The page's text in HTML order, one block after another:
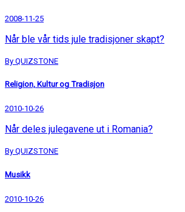
2008-11-25
Når ble vår tids jule tradisjoner skapt?
By QUIZSTONE
Religion, Kultur og Tradisjon
2010-10-26
Når deles julegavene ut i Romania?
By QUIZSTONE
Musikk
2010-10-26